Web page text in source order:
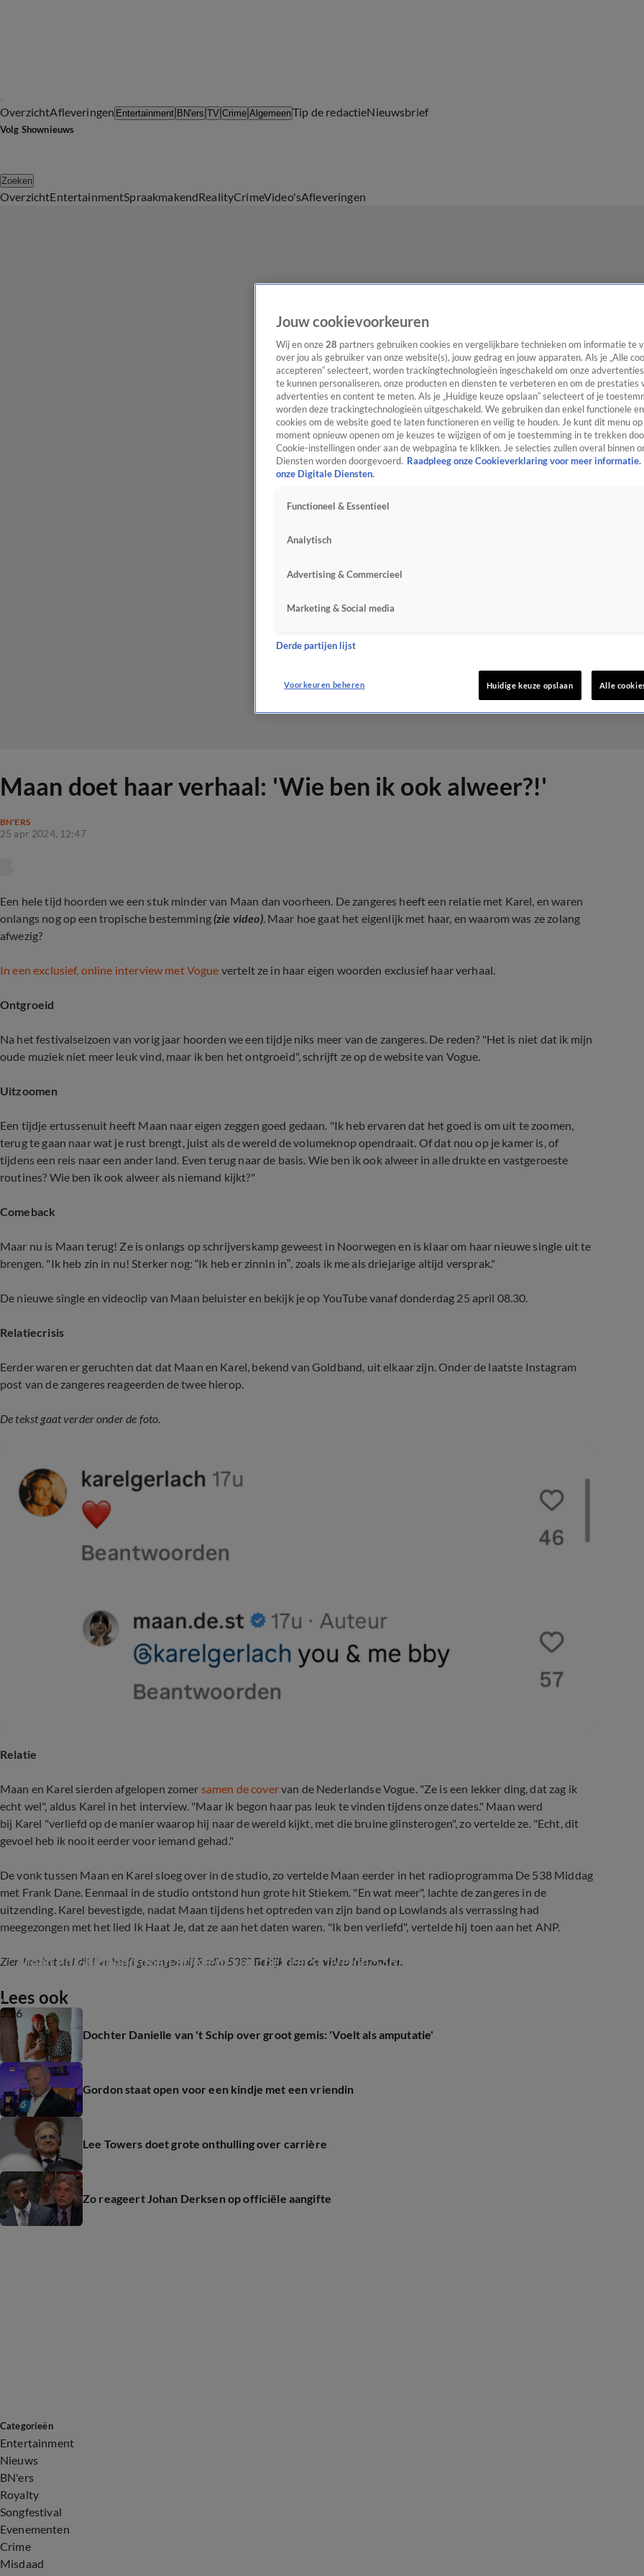
OverzichtAfleveringen Entertainment BN'ers TV Crime AlgemeenTip de redactieNieuwsbrief
Volg Shownieuws
Zoeken
OverzichtEntertainmentSpraakmakendRealityCrimeVideo'sAfleveringen
Maan doet haar verhaal: 'Wie ben ik ook alweer?!'
BN'ERS
25 apr 2024, 12:47
Een hele tijd hoorden we een stuk minder van Maan dan voorheen. De zangeres heeft een relatie met Karel, en waren
onlangs nog op een tropische bestemming(zie video). Maar hoe gaat het eigenlijk met haar, en waarom was ze zolang
afwezig?
In een exclusief, online interview met Vogue vertelt ze in haar eigen woorden exclusief haar verhaal.
Ontgroeid
Na het festivalseizoen van vorig jaar hoorden we een tijdje niks meer van de zangeres. De reden? "Het is niet dat ik mijn
oude muziek niet meer leuk vind, maar ik ben het ontgroeid", schrijft ze op de website van Vogue.
Uitzoomen
Een tijdje ertussenuit heeft Maan naar eigen zeggen goed gedaan. "Ik heb ervaren dat het goed is om uit te zoomen,
terug te gaan naar wat je rust brengt, juist als de wereld de volumeknop opendraait. Of dat nou op je kamer is, of
tijdens een reis naar een ander land. Even terug naar de basis. Wie ben ik ook alweer in alle drukte en vastgeroeste
routines? Wie ben ik ook alweer als niemand kijkt?"
Comeback
Maar nu is Maan terug! Ze is onlangs op schrijverskamp geweest in Noorwegen en is klaar om haar nieuwe single uit te
brengen. "Ik heb zin in nu! Sterker nog: “Ik heb er zinnin in”, zoals ik me als driejarige altijd versprak."
De nieuwe single en videoclip van Maan beluister en bekijk je op YouTube vanaf donderdag 25 april 08.30.
Relatiecrisis
Eerder waren er geruchten dat dat Maan en Karel, bekend van Goldband, uit elkaar zijn. Onder de laatste Instagram
post van de zangeres reageerden de twee hierop.
De tekst gaat verder onder de foto.
Relatie
Maan en Karel sierden afgelopen zomer samen de covervan de Nederlandse Vogue. "Ze is een lekker ding, dat zag ik
echt wel", aldus Karel in het interview. "Maar ik begon haar pas leuk te vinden tijdens onze dates." Maan werd
bij Karel "verliefd op de manier waarop hij naar de wereld kijkt, met die bruine glinsterogen", zo vertelde ze. "Echt, dit
gevoel heb ik nooit eerder voor iemand gehad."
De vonk tussen Maan en Karel sloeg over in de studio, zo vertelde Maan eerder in het radioprogramma De 538 Middag
met Frank Dane. Eenmaal in de studio ontstond hun grote hit Stiekem. "En wat meer", lachte de zangeres in de
uitzending. Karel bevestigde, nadat Maan tijdens het optreden van zijn band op Lowlands als verrassing had
meegezongen met het lied Ik Haat Je, dat ze aan het daten waren. "Ik ben verliefd", vertelde hij toen aan het ANP.
Zien hoe het stel dit live heeft gezongen bij Radio 538? Bekijk dan de video hieronder.
3:26
Maan en Goldband doen Stiekem voor het eerst live op 538!
Lees ook
Dochter Danielle van 't Schip over groot gemis: 'Voelt als amputatie'
Gordon staat open voor een kindje met een vriendin
Lee Towers doet grote onthulling over carrière
Zo reageert Johan Derksen op officiële aangifte
Categorieën
Entertainment
Nieuws
BN'ers
Royalty
Songfestival
Evenementen
Crime
Misdaad
Jouw cookievoorkeuren
Wij en onze 28 partners gebruiken cookies en vergelijkbare technieken om informatie te
over jou als gebruiker van onze website(s), jouw gedrag en jouw apparaten. Als je „Alle
accepteren” selecteert, worden trackingtechnologieën ingeschakeld om onze
te kunnen personaliseren, onze producten en diensten te verbeteren en om de prestaties
advertenties en content te meten. Als je „Huidige keuze opslaan” selecteert of je
worden deze trackingtechnologieën uitgeschakeld. We gebruiken dan enkel functionele
cookies om de website goed te laten functioneren en veilig te houden. Je kunt dit menu
moment opnieuw openen om je keuzes te wijzigen of om je toestemming in te trekken
Cookie-instellingen onder aan de webpagina te klikken. Je selecties zullen overal binnen
Diensten worden doorgevoerd. Raadpleeg onze Cookieverklaring voor meer informatie.
onze Digitale Diensten.
Functioneel & Essentieel
Analytisch
Advertising & Commercieel
Marketing & Social media
Derde partijen lijst
Voorkeuren beheren Huidige keuze opslaan Alle